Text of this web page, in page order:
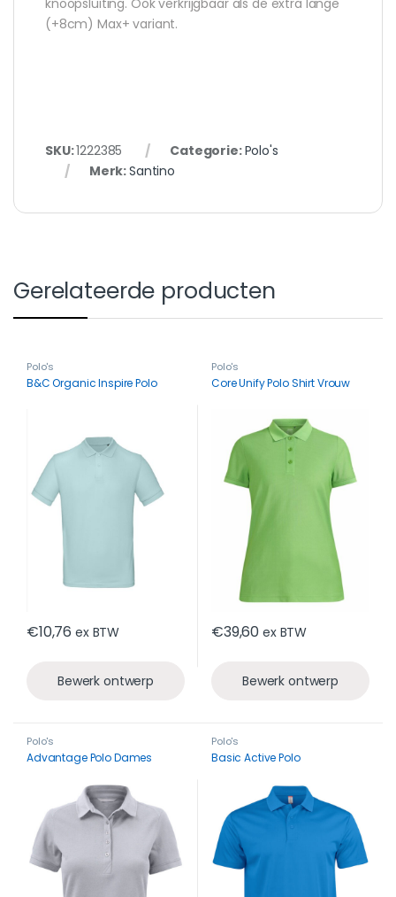
knoopsluiting. Ook verkrijgbaar als de extra lange
(+8cm) Max+ variant.
SKU:1222385 Categorie:Polo's
Merk:Santino
Gerelateerde producten
Polo's
B&C Organic Inspire Polo
€10,76 ex BTW
Bewerk ontwerp
Polo's
Core Unify Polo Shirt Vrouw
€39,60 ex BTW
Bewerk ontwerp
Polo's
Advantage Polo Dames
Polo's
Basic Active Polo